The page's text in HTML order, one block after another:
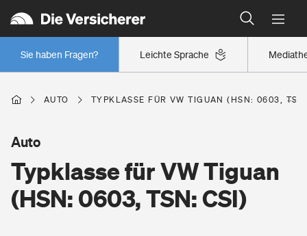
Leichte Sprache
Sie haben Fragen?
Wer versichert was: Jetzt Versicherer finden
Regionalklassen: So ist Ihre Region eingestuft
Wer versichert was: Jetzt Versicherer finden
Berufsunfähigkeitsversicherung
Erwerbsunfähigkeitsversicherung
Wohnen
AUTO TYPKLASSE FÜR VW TIGUAN (HSN: 0603,
Typklasse für VW Tiguan
(HSN: 0603, TSN: CSI)
Auto